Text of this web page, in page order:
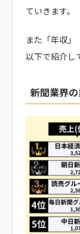
ていきます。
また「年収」
以下で紹介し
新聞業界